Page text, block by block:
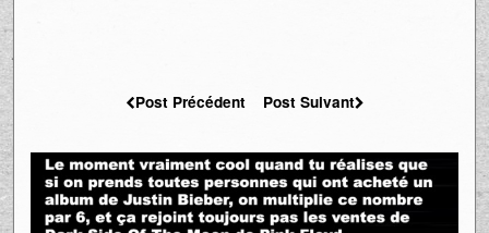
Post Précédent Post Suivant